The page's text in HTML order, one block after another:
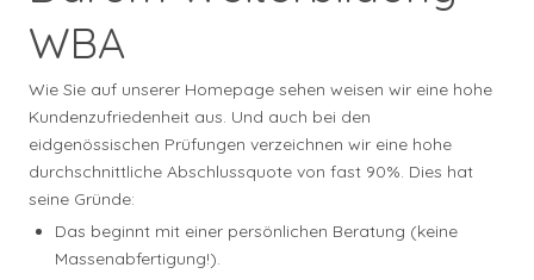
WBA
Wie Sie auf unserer Homepage sehen weisen wir eine hohe
Kundenzufriedenheit aus. Und auch bei den
eidgenössischen Prüfungen verzeichnen wir eine hohe
durchschnittliche Abschlussquote von fast 90%. Dies hat
seine Gründe:
Das beginnt mit einer persönlichen Beratung (keine
Massenabfertigung!).